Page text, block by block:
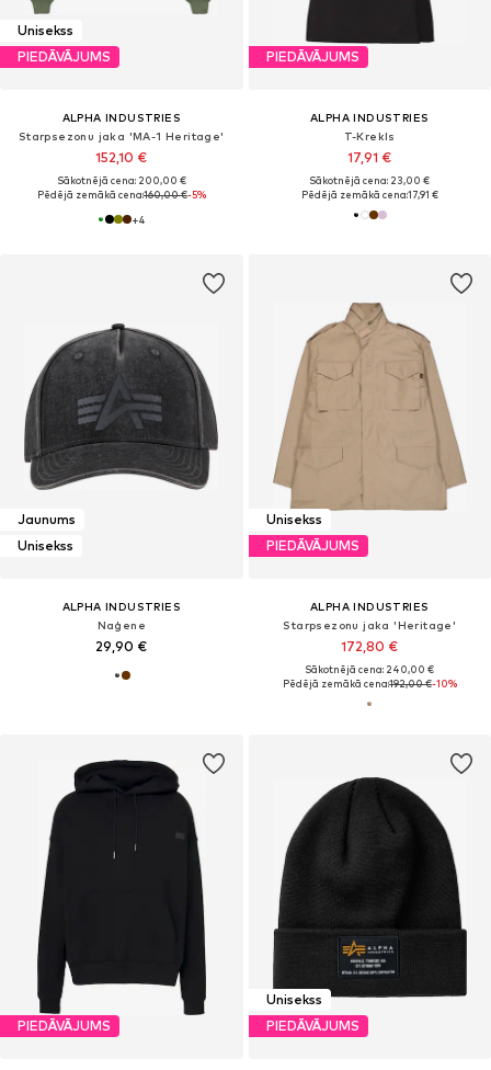
Unisekss
PIEDĀVĀJUMS
ALPHA INDUSTRIES
Starpsezonu jaka 'MA-1 Heritage'
152,10 €
Sākotnējā cena: 200,00 €
Pēdējā zemākā cena:160,00 €-5%
+4
PIEDĀVĀJUMS
ALPHA INDUSTRIES
T-Krekls
17,91 €
Sākotnējā cena: 23,00 €
Pēdējā zemākā cena:17,91 €
Jaunums
Unisekss
ALPHA INDUSTRIES
Naģene
29,90 €
Unisekss
PIEDĀVĀJUMS
ALPHA INDUSTRIES
Starpsezonu jaka 'Heritage'
172,80 €
Sākotnējā cena: 240,00 €
Pēdējā zemākā cena:192,00 €-10%
PIEDĀVĀJUMS
Unisekss
PIEDĀVĀJUMS